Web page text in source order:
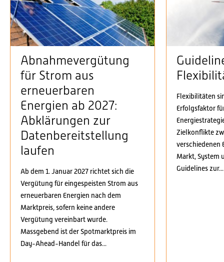
Abnahmevergütung
für Strom aus
erneuerbaren
Energien ab 2027:
Abklärungen zur
Datenbereitstellung
laufen
Ab dem 1. Januar 2027 richtet sich die
Vergütung für eingespeisten Strom aus
erneuerbaren Energien nach dem
Marktpreis, sofern keine andere
Vergütung vereinbart wurde.
Massgebend ist der Spotmarktpreis im
Day-Ahead-Handel für das...
Flexibilitäten
Erfolgsfaktor
Zielkonflikte
verschiedenen
Markt, System
Guidelines zur...